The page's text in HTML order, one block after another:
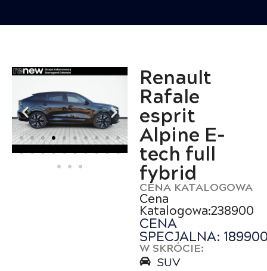
Renault
Rafale
esprit
Alpine E-
tech full
fybrid
CENA KATALOGOWA
Cena
Katalogowa:238900
CENA
SPECJALNA:
W SKRÓCIE:
SUV